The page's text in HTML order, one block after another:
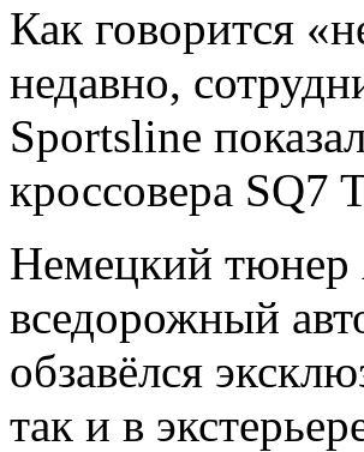
Как говорится
недавно,
Sportsline
кроссовера SQ7
Немецкий тюнер
вседорожный
обзавёлся
так и в